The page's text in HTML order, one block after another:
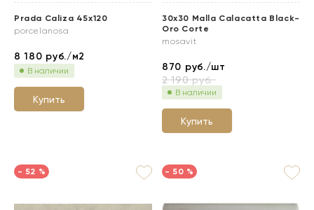
Prada Caliza 45x120
porcelanosa
8 180 руб./м2
В наличии
Купить
30x30 Malla Calacatta Black-
Oro Corte
mosavit
870 руб./шт
2 190руб.
В наличии
Купить
- 52 % - 50 %